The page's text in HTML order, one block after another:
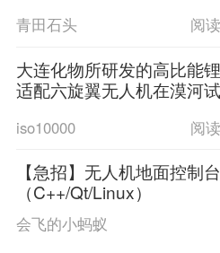
青田石头 阅
大连化物所研发的高比能
适配六旋翼无人机在漠河
iso10000 阅
【急招】无人机地面控制
（C++/Qt/Linux）
会飞的小蚂蚁